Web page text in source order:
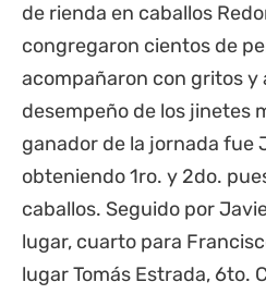
de rienda en caballos
congregaron cientos de
acompañaron con gritos y
desempeño de los jinetes
ganador de la jornada fue
obteniendo 1ro. y 2do.
caballos. Seguido por
lugar, cuarto para
lugar Tomás Estrada, 6to.